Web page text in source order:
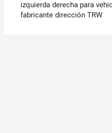
izquierda derecha para
fabricante dirección TRW